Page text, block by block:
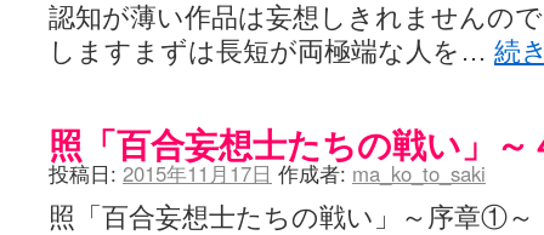
認知が薄い作品は妄想しきれませんの
しますまずは長短が両極端な人を… 続
照「百合妄想士たちの戦い」
投稿日: 2015年11月17日 作成者: ma_ko_to_saki
照「百合妄想士たちの戦い」～序章①